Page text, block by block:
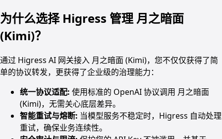
为什么选择 Higress 管理 月之暗面
(Kimi)？
通过 Higress AI 网关接入 月之暗面 (Kimi)，您不仅仅获得了简
单的协议转发，更获得了企业级的治理能力：
统一协议适配: 使用标准的 OpenAI 协议调用 月之暗面
(Kimi)，无需关心底层差异。
智能重试与熔断: 当模型服务不稳定时，Higress 自动处理
重试，确保业务连续性。